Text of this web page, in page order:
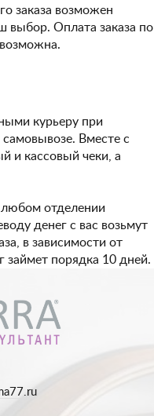
заказа возможен
выбор. Оплата заказа по
курьеру при
самовывозе. Вместе с
и кассовый чеки, а
любом отделении
денег с вас возьмут
в зависимости от
займет порядка 10 дней.